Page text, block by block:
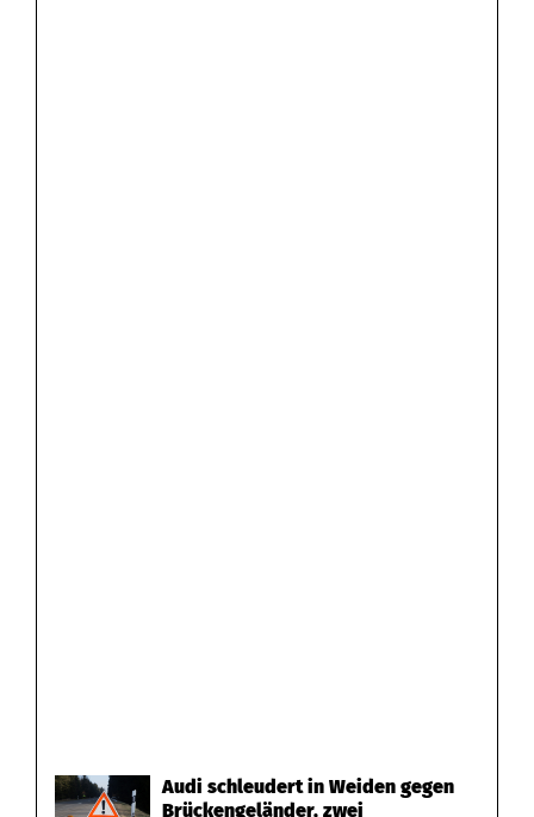
Audi schleudert in Weiden gegen
Brückengeländer, zwei